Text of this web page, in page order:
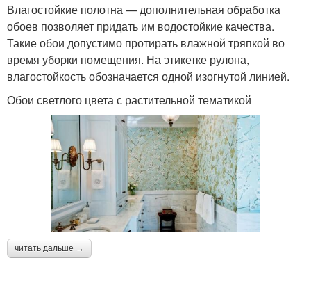
Влагостойкие полотна — дополнительная обработка
обоев позволяет придать им водостойкие качества.
Такие обои допустимо протирать влажной тряпкой во
время уборки помещения. На этикетке рулона,
влагостойкость обозначается одной изогнутой линией.
Обои светлого цвета с растительной тематикой
читать дальше →